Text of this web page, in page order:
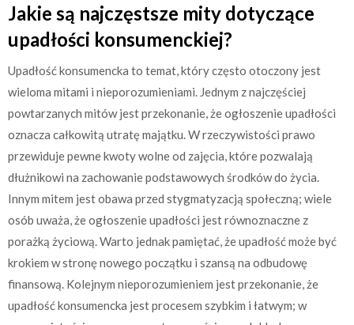
Jakie są najczęstsze mity dotyczące
upadłości konsumenckiej?
Upadłość konsumencka to temat, który często otoczony jest
wieloma mitami i nieporozumieniami. Jednym z najczęściej
powtarzanych mitów jest przekonanie, że ogłoszenie upadłości
oznacza całkowitą utratę majątku. W rzeczywistości prawo
przewiduje pewne kwoty wolne od zajęcia, które pozwalają
dłużnikowi na zachowanie podstawowych środków do życia.
Innym mitem jest obawa przed stygmatyzacją społeczną; wiele
osób uważa, że ogłoszenie upadłości jest równoznaczne z
porażką życiową. Warto jednak pamiętać, że upadłość może być
krokiem w stronę nowego początku i szansą na odbudowę
finansową. Kolejnym nieporozumieniem jest przekonanie, że
upadłość konsumencka jest procesem szybkim i łatwym; w